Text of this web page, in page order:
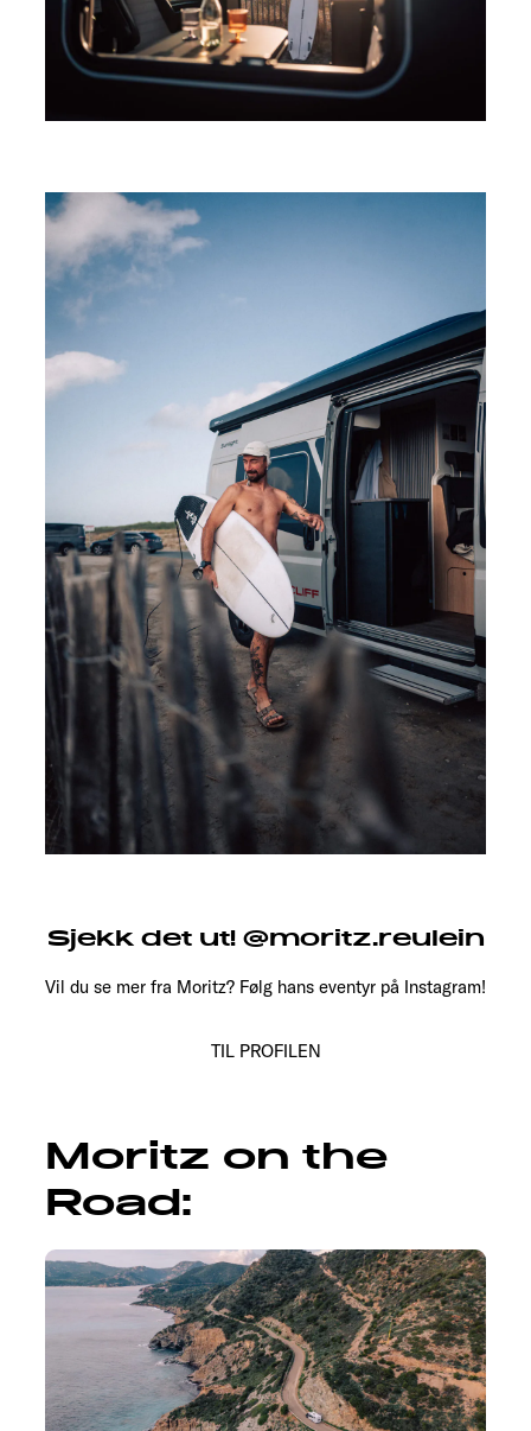
Sjekk det ut! @moritz.reulein
Vil du se mer fra Moritz? Følg hans eventyr på Instagram!
TIL PROFILEN
Moritz on the
Road: